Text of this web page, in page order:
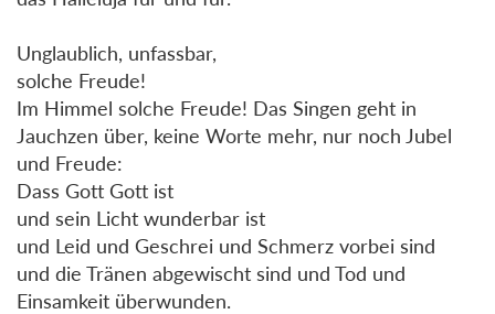
Unglaublich, unfassbar,
solche Freude!
Im Himmel solche Freude! Das Singen geht in
Jauchzen über, keine Worte mehr, nur noch Jubel
und Freude:
Dass Gott Gott ist
und sein Licht wunderbar ist
und Leid und Geschrei und Schmerz vorbei sind
und die Tränen abgewischt sind und Tod und
Einsamkeit überwunden.